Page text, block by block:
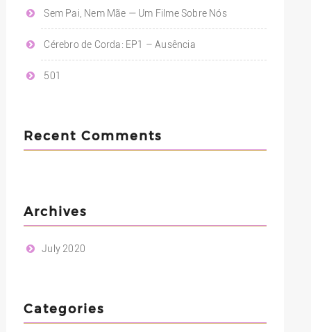
Sem Pai, Nem Mãe — Um Filme Sobre Nós
Cérebro de Corda: EP1 – Ausência
501
Recent Comments
Archives
July 2020
Categories